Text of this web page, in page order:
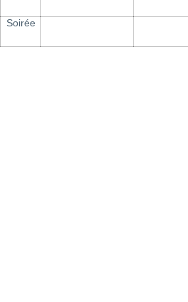
Soirée